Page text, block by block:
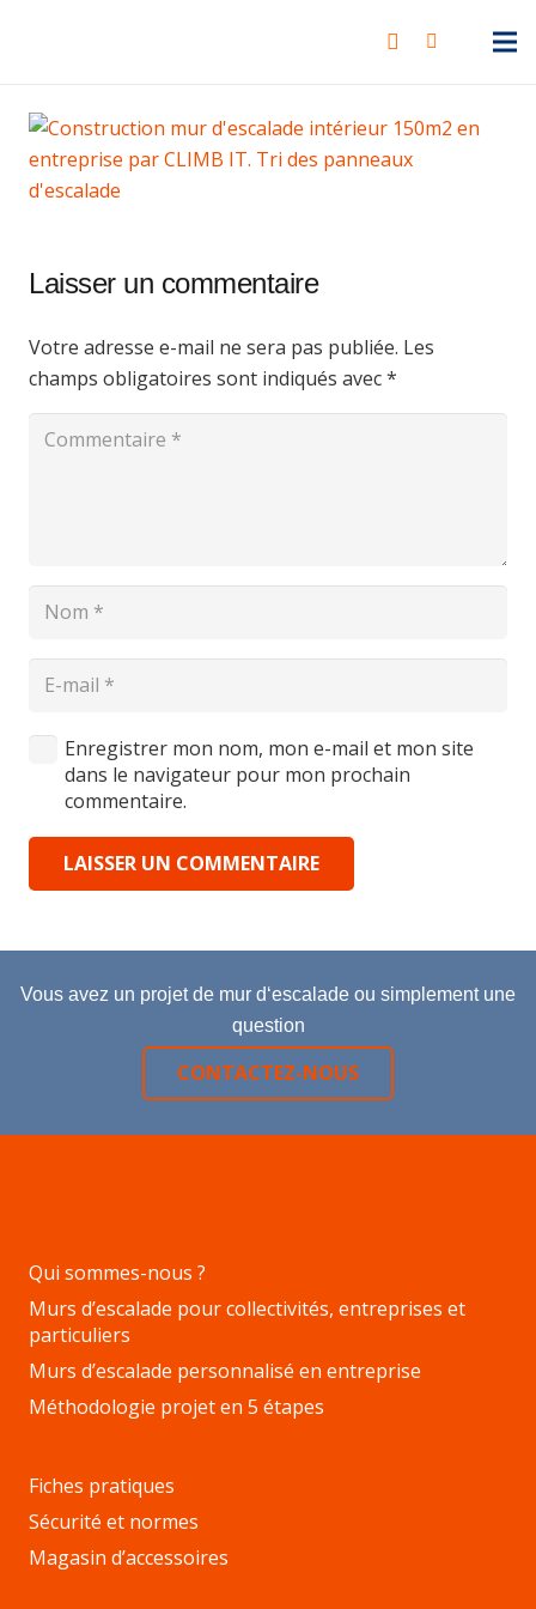
Laisser un commentaire
Votre adresse e-mail ne sera pas publiée. Les
champs obligatoires sont indiqués avec*
Enregistrer mon nom, mon e-mail et mon site
dans le navigateur pour mon prochain
commentaire.
LAISSER UN COMMENTAIRE
Vous avez un projet de mur d‘escalade ou simplement une
question
CONTACTEZ-NOUS
Qui sommes-nous ?
Murs d’escalade pour collectivités, entreprises et
particuliers
Murs d’escalade personnalisé en entreprise
Méthodologie projet en 5 étapes
Fiches pratiques
Sécurité et normes
Magasin d’accessoires